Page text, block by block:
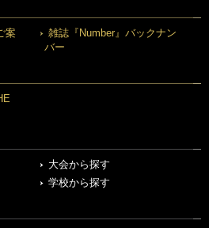
案
雑誌『Number』バックナン
バー
大会から探す
学校から探す